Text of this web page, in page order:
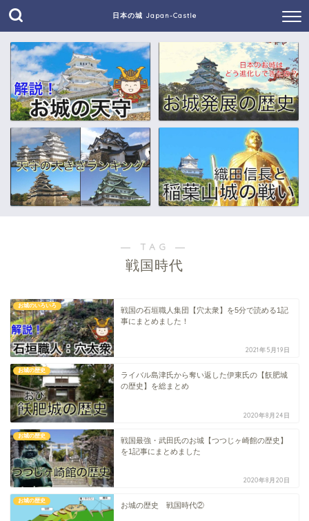
日本の城 Japan-Castle
― TAG ―
戦国時代
お城のいろいろ
戦国の石垣職人集団【穴太衆】を5分で読める1記
事にまとめました！
2021年5月19日
お城の歴史
ライバル島津氏から奪い返した伊東氏の【飫肥城
の歴史】を総まとめ
2020年8月24日
お城の歴史
戦国最強・武田氏のお城【つつじヶ崎館の歴史】
を1記事にまとめました
2020年8月20日
お城の歴史
お城の歴史 戦国時代②